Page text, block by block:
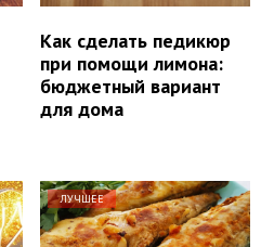
Как сделать педикюр
при помощи лимона:
бюджетный вариант
для дома
ЛУЧШЕЕ